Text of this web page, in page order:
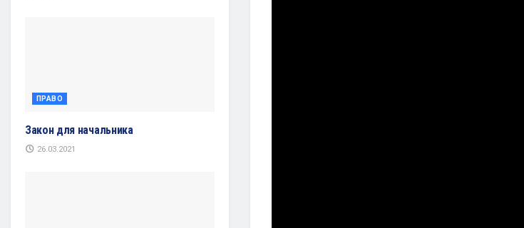
ПРАВО
Закон для начальника
26.03.2021